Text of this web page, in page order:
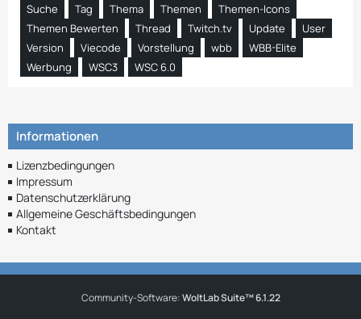
Suche
Tag Thema Themen
Themen-Icons
Themen Bewerten
Thread Twitch.tv Update
User
Version
Viecode Vorstellung wbb
WBB-Elite
Werbung
WSC3 WSC 6.0
Informationen
Lizenzbedingungen
Impressum
Datenschutzerklärung
Allgemeine Geschäftsbedingungen
Kontakt
Community-Software:WoltLab Suite™ 6.1.22